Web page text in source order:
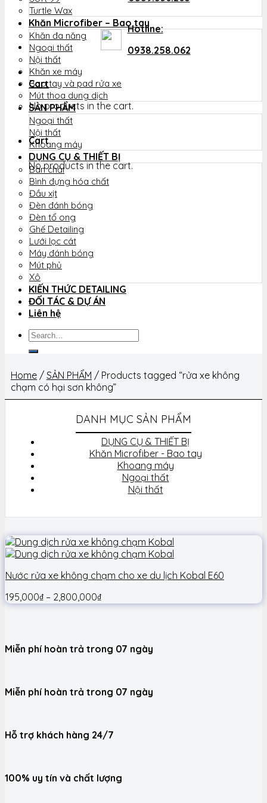
Hotline:
0938.258.062
Cart
No products in the cart.
Cart
No products in the cart.
Turtle Wax
Khăn Microfiber – Bao tay
Khăn đa năng
Ngoại thất
Nội thất
Khăn xe máy
Bao tay và pad rửa xe
Mút thoa dung dịch
SẢN PHẨM
Ngoại thất
Nội thất
Khoang máy
DỤNG CỤ & THIẾT BỊ
Bàn chải
Bình đựng hóa chất
Đầu xịt
Đèn đánh bóng
Đèn tổ ong
Ghế Detailing
Lưới lọc cát
Máy đánh bóng
Mút phủ
Xô
KIẾN THỨC DETAILING
ĐỐI TÁC & DỰ ÁN
Liên hệ
Search
Home / SẢN PHẨM / Products tagged “rửa xe không
chạm có hại sơn không”
DANH MỤC SẢN PHẨM
DỤNG CỤ & THIẾT BỊ
Khăn Microfiber - Bao tay
Khoang máy
Ngoại thất
Nội thất
Nước rửa xe không chạm cho xe du lịch Kobal E60
195,000₫ – 2,800,000₫
Miễn phí hoàn trả trong 07 ngày
Miễn phí hoàn trả trong 07 ngày
Hỗ trợ khách hàng 24/7
100% uy tín và chất lượng